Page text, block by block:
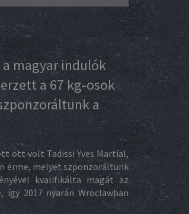
magyar indulók
a 67 kg-osok
a
ott volt Tadissi Yves Martial,
érme, melyet szponzoráltunk
kvalifikálta magát az
2017 nyarán Wroclawban